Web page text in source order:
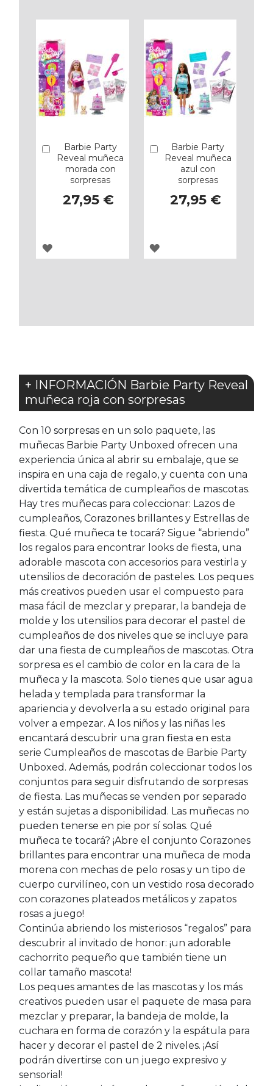
Barbie Party
Reveal muñeca
morada con
sorpresas
27,95 €
Añadir
AGREGAR
Barbie Party
Reveal muñeca
azul con
sorpresas
27,95 €
Añadir
AGREGAR
+ INFORMACIÓN Barbie Party Reveal
muñeca roja con sorpresas
Con 10 sorpresas en un solo paquete, las
muñecas Barbie Party Unboxed ofrecen una
experiencia única al abrir su embalaje, que se
inspira en una caja de regalo, y cuenta con una
divertida temática de cumpleaños de mascotas.
Hay tres muñecas para coleccionar: Lazos de
cumpleaños, Corazones brillantes y Estrellas de
fiesta. Qué muñeca te tocará? Sigue “abriendo”
los regalos para encontrar looks de fiesta, una
adorable mascota con accesorios para vestirla y
utensilios de decoración de pasteles. Los peques
más creativos pueden usar el compuesto para
masa fácil de mezclar y preparar, la bandeja de
molde y los utensilios para decorar el pastel de
cumpleaños de dos niveles que se incluye para
dar una fiesta de cumpleaños de mascotas. Otra
sorpresa es el cambio de color en la cara de la
muñeca y la mascota. Solo tienes que usar agua
helada y templada para transformar la
apariencia y devolverla a su estado original para
volver a empezar. A los niños y las niñas les
encantará descubrir una gran fiesta en esta
serie Cumpleaños de mascotas de Barbie Party
Unboxed. Además, podrán coleccionar todos los
conjuntos para seguir disfrutando de sorpresas
de fiesta. Las muñecas se venden por separado
y están sujetas a disponibilidad. Las muñecas no
pueden tenerse en pie por sí solas. Qué
muñeca te tocará? ¡Abre el conjunto Corazones
brillantes para encontrar una muñeca de moda
morena con mechas de pelo rosas y un tipo de
cuerpo curvilíneo, con un vestido rosa decorado
con corazones plateados metálicos y zapatos
rosas a juego!
Continúa abriendo los misteriosos “regalos” para
descubrir al invitado de honor: ¡un adorable
cachorrito pequeño que también tiene un
collar tamaño mascota!
Los peques amantes de las mascotas y los más
creativos pueden usar el paquete de masa para
mezclar y preparar, la bandeja de molde, la
cuchara en forma de corazón y la espátula para
hacer y decorar el pastel de 2 niveles. ¡Así
podrán divertirse con un juego expresivo y
sensorial!